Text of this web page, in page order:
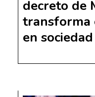
decreto de
transforma
en